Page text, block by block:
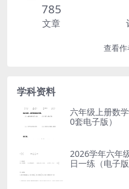
785
文章
查看作
学科资料
六年级上册数
0套电子版）
2026学年六年
日一练（电子版